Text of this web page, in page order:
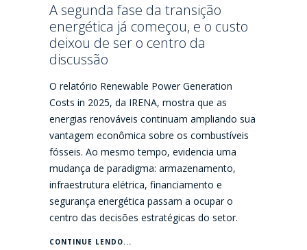
A segunda fase da transição
energética já começou, e o custo
deixou de ser o centro da
discussão
O relatório Renewable Power Generation
Costs in 2025, da IRENA, mostra que as
energias renováveis continuam ampliando sua
vantagem econômica sobre os combustíveis
fósseis. Ao mesmo tempo, evidencia uma
mudança de paradigma: armazenamento,
infraestrutura elétrica, financiamento e
segurança energética passam a ocupar o
centro das decisões estratégicas do setor.
CONTINUE LENDO...